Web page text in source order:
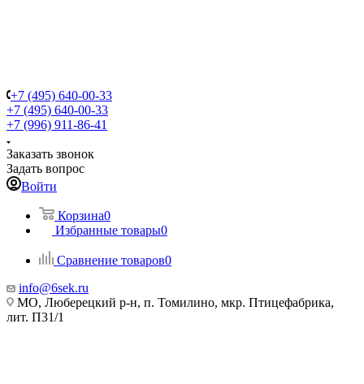
+7 (495) 640-00-33
+7 (495) 640-00-33
+7 (996) 911-86-41
Заказать звонок
Задать вопрос
Войти
Корзина0
Избранные товары0
Сравнение товаров0
info@6sek.ru
МО, Люберецкий р-н, п. Томилино, мкр. Птицефабрика,
лит. П31/1